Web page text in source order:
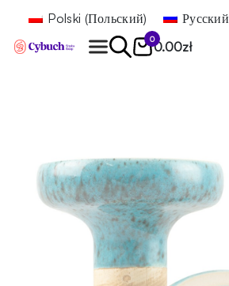
Polski (Польский) Русский
0
0.00zł